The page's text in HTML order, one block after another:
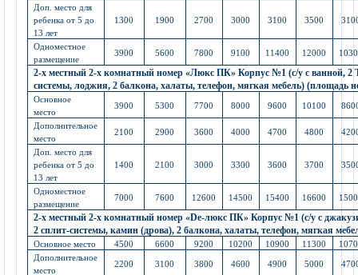
Доп. место для
ребенка от 5 до
13 лет
1300 1900 2700 3000 3100 3500
Одноместное
размещение
3900 5600 7800 9100 11400 12000
2-х местный 2-х комнатный номер «Люкс ПК» Корпус №1 (с/у с ванной, 2
системы, лоджия, 2 балкона, халаты, телефон, мягкая мебель) (площадь
Основное
место
3900 5300 7700 8000 9600 10100
Дополнительное
место
2100 2900 3600 4000 4700 4800
Доп. место для
ребенка от 5 до
13 лет
1400 2100 3000 3300 3600 3700
Одноместное
размещение
7000 7600 12600 14500 15400 16600
2-х местный 2-х комнатный номер «De-люкс ПК» Корпус №1 (с/у с
2 сплит-системы, камин (дрова), 2 балкона, халаты, телефон, мягкая
Основное место 4500 6600 9200 10200 10900 11300
Дополнительное
место
2200 3100 3800 4600 4900 5000